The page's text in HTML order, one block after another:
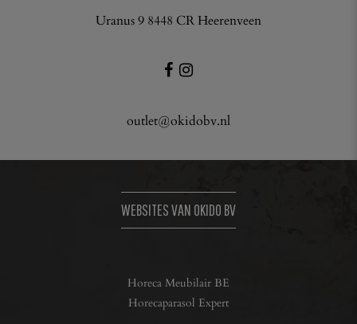
Uranus 9 8448 CR Heerenveen
outlet@okidobv.nl
WEBSITES VAN OKIDO BV
Horeca Meubilair BE
Horecaparasol Expert